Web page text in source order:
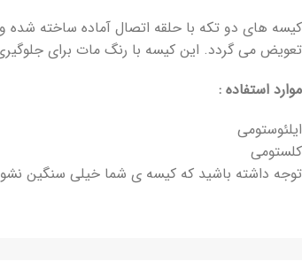
کیسه های دو تکه با حلقه اتصال آماده ساخته
تعویض می گردد. این کیسه با رنگ مات برای
موارد استفاده :
ایلئوستومی
کلستومی
توجه داشته باشید که کیسه ی شما خیلی سنگین